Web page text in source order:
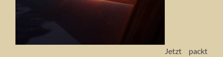
Jetzt packt